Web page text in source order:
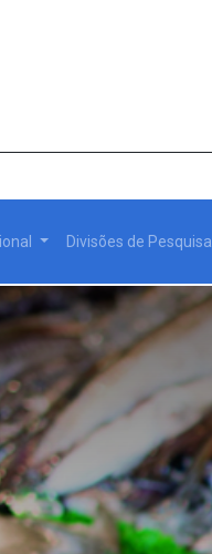
Divisões de Pesquisa